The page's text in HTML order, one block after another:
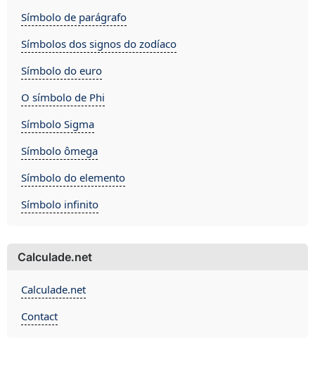
Símbolo de parágrafo
Símbolos dos signos do zodíaco
Símbolo do euro
O símbolo de Phi
Símbolo Sigma
Símbolo ômega
Símbolo do elemento
Símbolo infinito
Calculade.net
Calculade.net
Contact